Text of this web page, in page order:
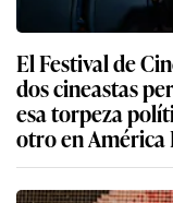
El Festival de
dos cineastas
esa torpeza
otro en América